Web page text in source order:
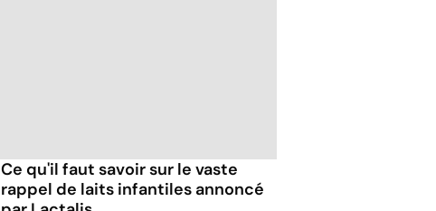
Ce qu'il faut savoir sur le vaste
rappel de laits infantiles annoncé